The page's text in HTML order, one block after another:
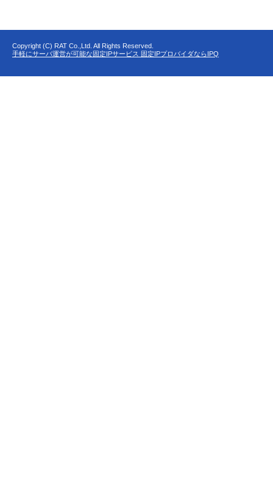
Copyright (C) RAT Co.,Ltd. All Rights Reserved.
手軽にサーバ運営が可能な固定IPサービス 固定IPプロバイダならIPQ